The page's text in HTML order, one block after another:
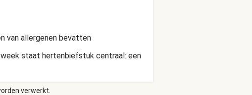
van allergenen bevatten
staat hertenbiefstuk centraal: een
verwerkt.